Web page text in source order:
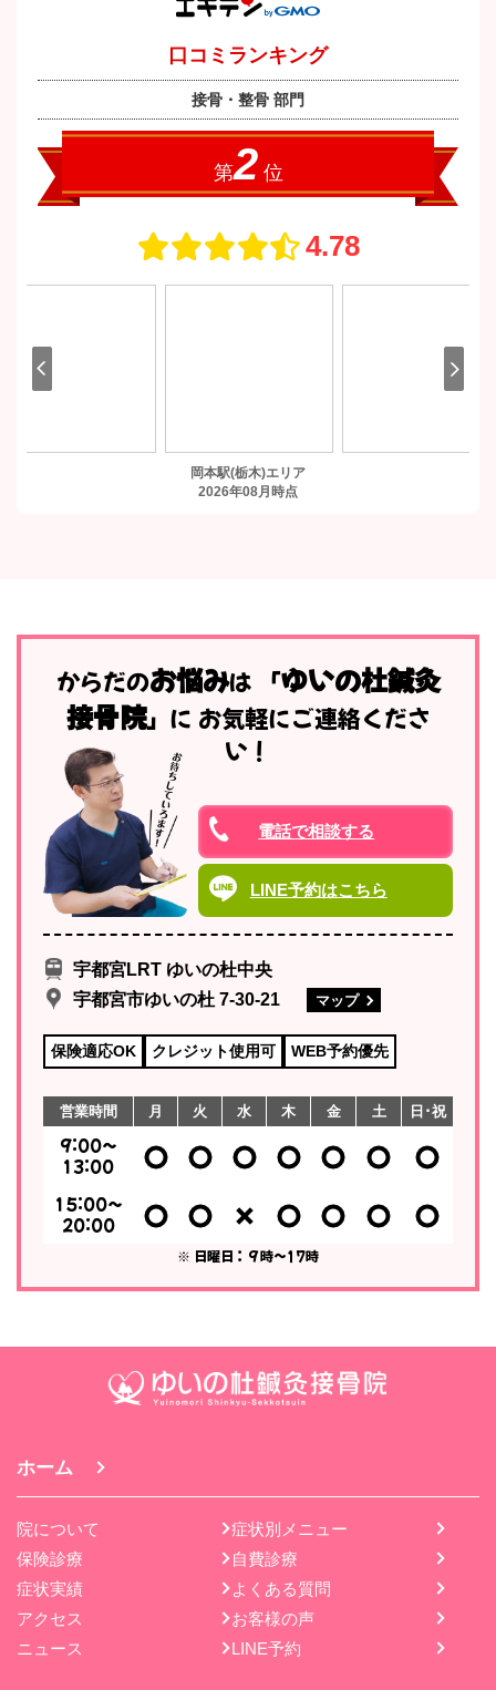
3月休診のお知らせ
午前中の受付時間が長くなりまし
た。1時受付になります。よろしくお
願いいたします。 ...
12/30から1/4までお休みとなります。ご迷惑をおかけ
しますが宜しくお願いいたします。 ...
を及ぼすタイミングです。特に秋の
移り変わりでは、夏の疲れが出やす
く、気温差や乾燥が体に負担をかけ
ることがあります。その...
からだのお悩みは 「ゆいの杜鍼灸
接骨院」に お気軽にご連絡くださ
い！
電話で相談する
LINE予約はこちら
宇都宮LRT ゆいの杜中央
宇都宮市ゆいの杜 7-30-21
マップ
保険適応OK クレジット使用可 WEB予約優先
営業時間 月 火 水 木 金 土 日･祝
9:00～
13:00
15:00～
20:00
※ 日曜日：９時〜17時
ホーム
院について
症状別メニュー
保険診療
自費診療
症状実績
よくある質問
アクセス
お客様の声
ニュース
LINE予約